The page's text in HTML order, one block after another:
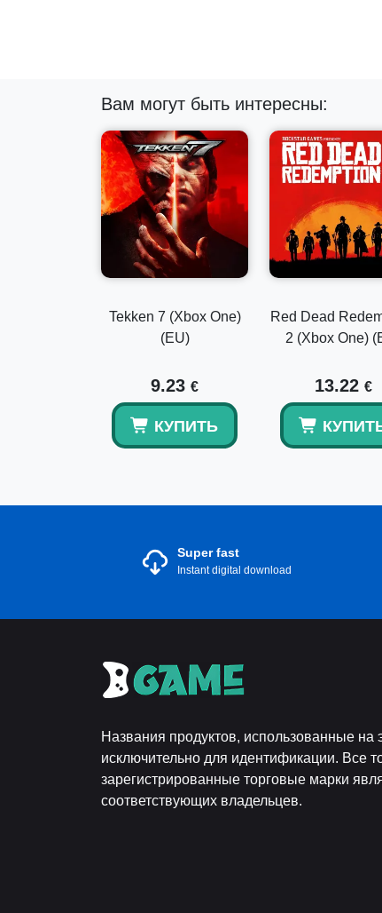
Вам могут быть интересны:
Tekken 7 (Xbox One)
(EU)
9.23 €
КУПИТЬ
Red Dead
2 (Xbox One)
13.22 €
Super fast
Instant digital download
Названия продуктов, использованные на
исключительно для идентификации. Все
зарегистрированные торговые марки
соответствующих владельцев.